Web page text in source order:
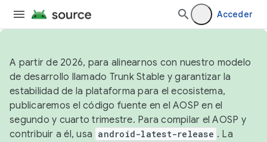
Acceder
A partir de 2026, para alinearnos con nuestro modelo
de desarrollo llamado Trunk Stable y garantizar la
estabilidad de la plataforma para el ecosistema,
publicaremos el código fuente en el AOSP en el
segundo y cuarto trimestre. Para compilar el AOSP y
contribuir a él, usa android-latest-release . La